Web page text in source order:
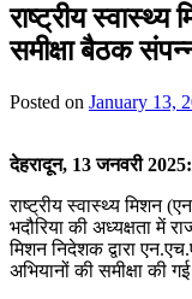
राष्ट्रीय स्वास्थ्य
समीक्षा बैठक
Posted on January 13,
देहरादून, 13 जनवरी 2025:
राष्ट्रीय स्वास्थ्य मिशन
भदौरिया की अध्यक्षता में
मिशन निदेशक द्वारा
अभियानों की समीक्षा की